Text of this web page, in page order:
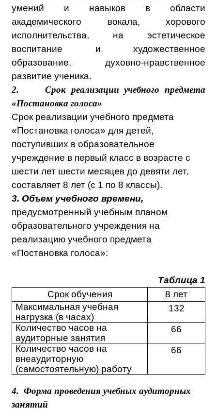
умений и навыков в области
академического вокала, хорового
исполнительства, на эстетическое
воспитание и художественное
образование, духовно-нравственное
развитие ученика.
2.
Срок реализации учебного предмета
«Постановка голоса»
Срок реализации учебного предмета
«Постановка голоса» для детей,
поступивших в образовательное
учреждение в первый класс в возрасте с
шести лет шести месяцев до девяти лет,
составляет 8 лет (с 1 по 8 классы).
3. Объем учебного времени,
предусмотренный учебным планом
образовательного учреждения на
реализацию учебного предмета
«Постановка голоса»:
Таблица 1
Срок обучения
8 лет
Максимальная учебная
нагрузка (в часах)
132
Количество часов на
аудиторные занятия
66
Количество часов на
внеаудиторную
(самостоятельную) работу
66
4. Форма проведения учебных аудиторных
занятий